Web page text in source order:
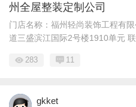
州全屋整装定制公司
门店名称：福州轻尚装饰工程有
道三盛滨江国际2号楼1910单元 联
283 11
gkket